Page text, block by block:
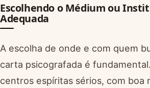
Escolhendo o Médium ou
Adequada
A escolha de onde e com quem
carta psicografada é
centros espíritas sérios, com boa